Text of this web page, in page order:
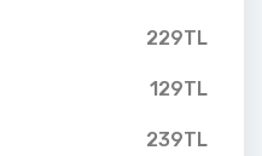
229TL
129TL
239TL